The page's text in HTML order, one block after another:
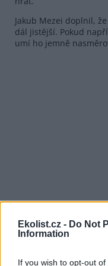
Ekolist.cz - Do Not
Information
If you wish to opt-out
Jakub Mezei doplnil,
dál jistější. Pokud
umí ho jemně